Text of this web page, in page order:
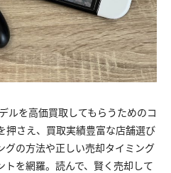
ルを高価買取してもらうためのコ
押さえ、買取実績豊富な店舗選び
グの方法や正しい売却タイミング
を網羅。読んで、賢く売却して